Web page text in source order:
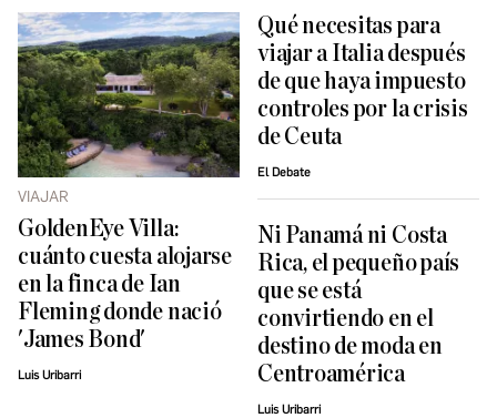
VIAJAR
GoldenEye Villa:
cuánto cuesta alojarse
en la finca de Ian
Fleming donde nació
'James Bond'
Luis Uribarri
Qué necesitas para
viajar a Italia después
de que haya impuesto
controles por la crisis
de Ceuta
El Debate
Ni Panamá ni Costa
Rica, el pequeño país
que se está
convirtiendo en el
destino de moda en
Centroamérica
Luis Uribarri